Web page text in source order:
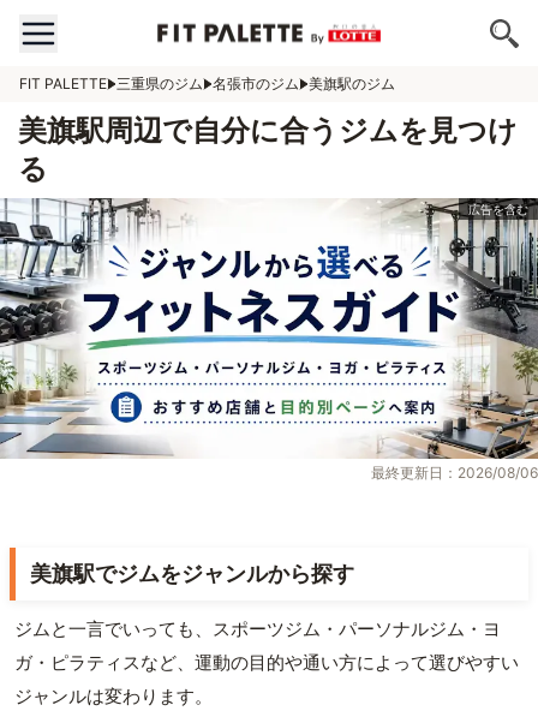
FIT PALETTE 三重県のジム 名張市のジム 美旗駅のジム
美旗駅周辺で自分に合うジムを見つけ
る
最終更新日：2026/08/06
美旗駅でジムをジャンルから探す
ジムと一言でいっても、スポーツジム・パーソナルジム・ヨ
ガ・ピラティスなど、運動の目的や通い方によって選びやすい
ジャンルは変わります。